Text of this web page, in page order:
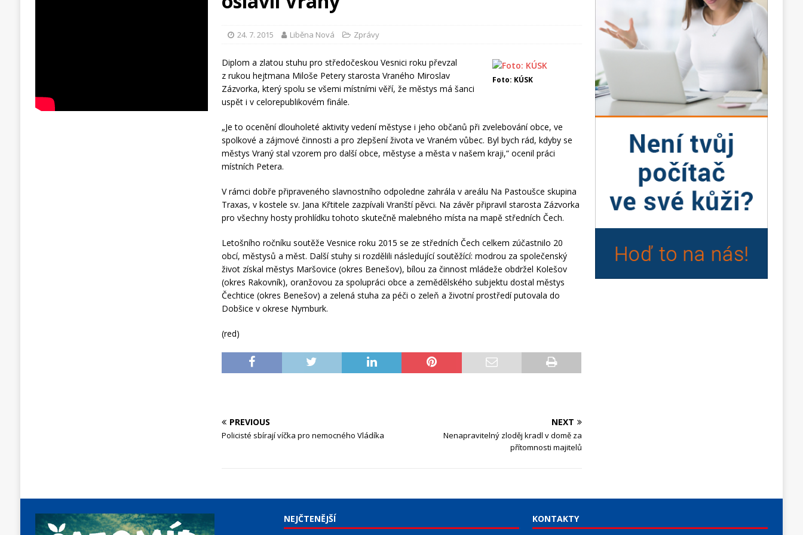
24. 7. 2015 Liběna Nová Zprávy
Foto: KÚSK
Diplom a zlatou stuhu pro středočeskou Vesnici roku převzal
z rukou hejtmana Miloše Petery starosta Vraného Miroslav
Zázvorka, který spolu se všemi místními věří, že městys má šanci
uspět i v celorepublikovém finále.
„Je to ocenění dlouholeté aktivity vedení městyse i jeho občanů při zvelebování obce, ve
spolkové a zájmové činnosti a pro zlepšení života ve Vraném vůbec. Byl bych rád, kdyby se
městys Vraný stal vzorem pro další obce, městyse a města v našem kraji,“ ocenil práci
místních Petera.
V rámci dobře připraveného slavnostního odpoledne zahrála v areálu Na Pastoušce skupina
Traxas, v kostele sv. Jana Křtitele zazpívali Vranští pěvci. Na závěr připravil starosta Zázvorka
pro všechny hosty prohlídku tohoto skutečně malebného místa na mapě středních Čech.
Letošního ročníku soutěže Vesnice roku 2015 se ze středních Čech celkem zúčastnilo 20
obcí, městysů a měst. Další stuhy si rozdělili následující soutěžící: modrou za společenský
život získal městys Maršovice (okres Benešov), bílou za činnost mládeže obdržel Kolešov
(okres Rakovník), oranžovou za spolupráci obce a zemědělského subjektu dostal městys
Čechtice (okres Benešov) a zelená stuha za péči o zeleň a životní prostředí putovala do
Dobšice v okrese Nymburk.
(red)
PREVIOUS
Policisté sbírají víčka pro nemocného Vládíka
NEXT
Nenapravitelný zloděj kradl v domě za
přítomnosti majitelů
NEJČTENĚJŠÍ KONTAKTY